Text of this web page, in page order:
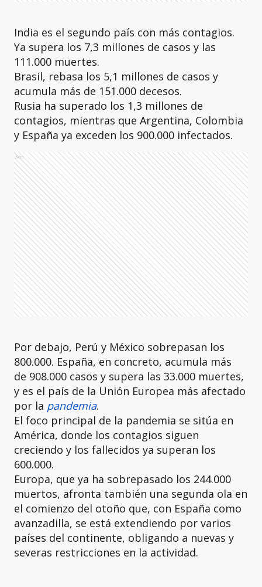
India es el segundo país con más contagios.
Ya supera los 7,3 millones de casos y las
111.000 muertes.
Brasil, rebasa los 5,1 millones de casos y
acumula más de 151.000 decesos.
Rusia ha superado los 1,3 millones de
contagios, mientras que Argentina, Colombia
y España ya exceden los 900.000 infectados.
Ads
Por debajo, Perú y México sobrepasan los
800.000. España, en concreto, acumula más
de 908.000 casos y supera las 33.000 muertes,
y es el país de la Unión Europea más afectado
por la pandemia.
El foco principal de la pandemia se sitúa en
América, donde los contagios siguen
creciendo y los fallecidos ya superan los
600.000.
Europa, que ya ha sobrepasado los 244.000
muertos, afronta también una segunda ola en
el comienzo del otoño que, con España como
avanzadilla, se está extendiendo por varios
países del continente, obligando a nuevas y
severas restricciones en la actividad.